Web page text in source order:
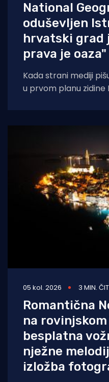
National
oduševljen
hrvatski grad
prava je oaza"
Kada strani mediji
u prvom planu
05 kol. 2026 3 MIN.
Romantična
na
besplatna
nježne
izložba